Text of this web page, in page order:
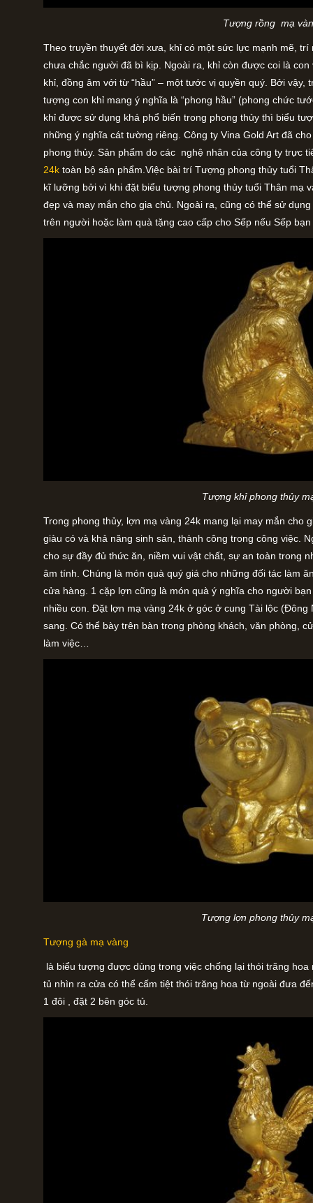
Tượng rồng mạ
Theo truyền thuyết đời xưa, khỉ có một sức lực mạnh mẽ,
chưa chắc người đã bì kịp. Ngoài ra, khỉ còn được coi là con
khỉ, đồng âm với từ “hầu” – một tước vị quyền quý. Bởi
tượng con khỉ mang ý nghĩa là “phong hầu” (phong chức
khỉ được sử dụng khá phổ biến trong phong thủy thì biểu
những ý nghĩa cát tường riêng. Công ty Vina Gold Art đã
phong thủy. Sản phẩm do các nghệ nhân của công ty trực
24k toàn bộ sản phẩm.Việc bài trí Tượng phong thủy tuổi
kĩ lưỡng bởi vì khi đặt biểu tượng phong thủy tuổi Thân mạ
đẹp và may mắn cho gia chủ. Ngoài ra, cũng có thể sử
trên người hoặc làm quà tặng cao cấp cho Sếp nếu Sếp
Tượng khỉ phong thủy
Trong phong thủy, lợn mạ vàng 24k mang lại may mắn cho
giàu có và khả năng sinh sản, thành công trong công việc.
cho sự đầy đủ thức ăn, niềm vui vật chất, sự an toàn trong
âm tính. Chúng là món quà quý giá cho những đối tác làm
cửa hàng. 1 cặp lợn cũng là món quà ý nghĩa cho người
nhiều con. Đặt lợn mạ vàng 24k ở góc ở cung Tài lộc (Đông
sang. Có thể bày trên bàn trong phòng khách, văn phòng,
làm việc…
Tượng lợn phong thủy
Tượng gà mạ vàng
là biểu tượng được dùng trong việc chống lại thói trăng
tủ nhìn ra cửa có thể cấm tiệt thói trăng hoa từ ngoài đưa
1 đôi , đặt 2 bên góc tủ.